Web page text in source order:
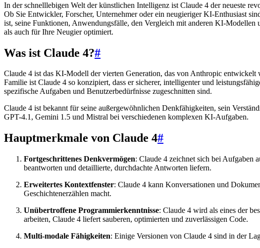
In der schnelllebigen Welt der künstlichen Intelligenz ist Claude 4 der neueste
Ob Sie Entwickler, Forscher, Unternehmer oder ein neugieriger KI-Enthusiast
ist, seine Funktionen, Anwendungsfälle, den Vergleich mit anderen KI-
als auch für Ihre Neugier optimiert.
Was ist Claude 4?#
Claude 4 ist das KI-Modell der vierten Generation, das von Anthropic
Familie ist Claude 4 so konzipiert, dass er sicherer, intelligenter und
spezifische Aufgaben und Benutzerbedürfnisse zugeschnitten sind.
Claude 4 ist bekannt für seine außergewöhnlichen Denkfähigkeiten, sein
GPT-4.1, Gemini 1.5 und Mistral bei verschiedenen komplexen KI-Aufgaben.
Hauptmerkmale von Claude 4#
Fortgeschrittenes Denkvermögen: Claude 4 zeichnet sich bei Aufgaben
beantworten und detaillierte, durchdachte Antworten liefern.
Erweitertes Kontextfenster: Claude 4 kann Konversationen und
Geschichtenerzählen macht.
Unübertroffene Programmierkenntnisse: Claude 4 wird als eines der
arbeiten, Claude 4 liefert sauberen, optimierten und zuverlässigen Code.
Multi-modale Fähigkeiten: Einige Versionen von Claude 4 sind in der